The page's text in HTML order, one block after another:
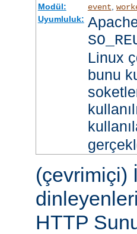
Modül: event
Uyumluluk:
Linux
bunu
(çevrimiçi)
HTTP